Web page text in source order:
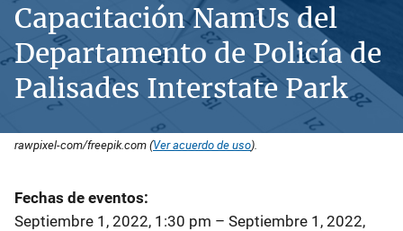
Capacitación NamUs del
Departamento de Policía de
Palisades Interstate Park
rawpixel-com/freepik.com (Ver acuerdo de uso).
Fechas de eventos
Septiembre 1, 2022, 1:30 pm – Septiembre 1, 2022,